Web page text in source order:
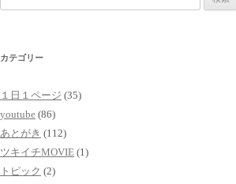
索:
カテゴリー
１日１ページ (35)
youtube (86)
あとがき (112)
ツキイチMOVIE (1)
トピック (2)